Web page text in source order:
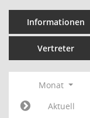
Informationen
Vertreter
Monat
Aktuell